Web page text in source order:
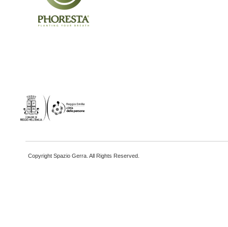
Copyright Spazio Gerra. All Rights Reserved.